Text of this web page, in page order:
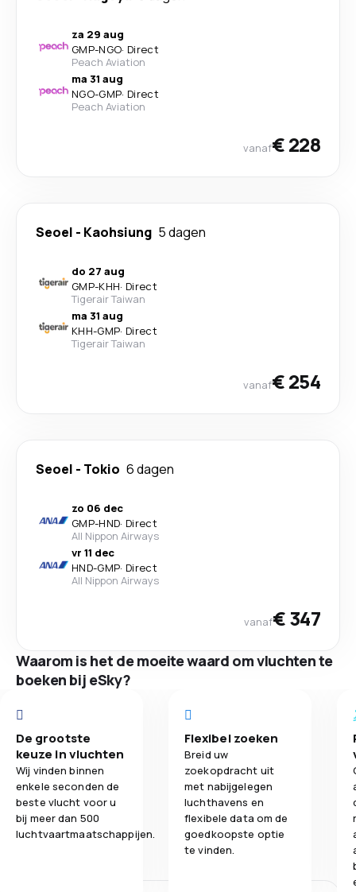
za 29 aug
GMP-NGO· Direct
Peach Aviation
ma 31 aug
NGO-GMP· Direct
Peach Aviation
vanaf€ 228
Seoel - Kaohsiung 5 dagen
do 27 aug
GMP-KHH· Direct
Tigerair Taiwan
ma 31 aug
KHH-GMP· Direct
Tigerair Taiwan
vanaf€ 254
Seoel - Tokio 6 dagen
zo 06 dec
GMP-HND· Direct
All Nippon Airways
vr 11 dec
HND-GMP· Direct
All Nippon Airways
vanaf€ 347
Waarom is het de moeite waard om vluchten te
boeken bij eSky?
De grootste
keuze in vluchten
Wij vinden binnen
enkele seconden de
beste vlucht voor u
bij meer dan 500
luchtvaartmaatschappijen.
Flexibel zoeken
Breid uw
zoekopdracht uit
met nabijgelegen
luchthavens en
flexibele data om de
goedkoopste optie
te vinden.